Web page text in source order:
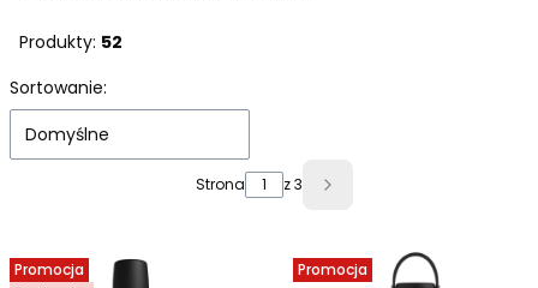
Produkty: 52
Lista produktów
Sortowanie:
Domyślne
Strona z 3 Następne produkty
Promocja
Promocja